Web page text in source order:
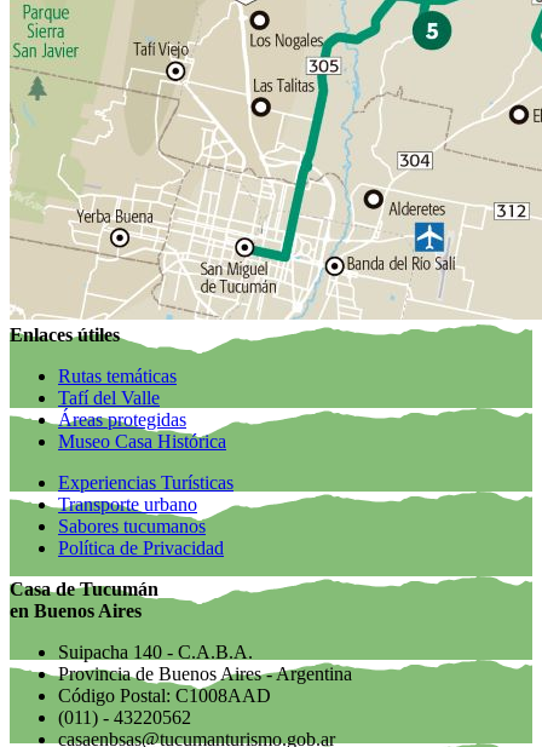
Enlaces útiles
Rutas temáticas
Tafí del Valle
Áreas protegidas
Museo Casa Histórica
Experiencias Turísticas
Transporte urbano
Sabores tucumanos
Política de Privacidad
Casa de Tucumán
en Buenos Aires
Suipacha 140 - C.A.B.A.
Provincia de Buenos Aires - Argentina
Código Postal: C1008AAD
(011) - 43220562
casaenbsas@tucumanturismo.gob.ar